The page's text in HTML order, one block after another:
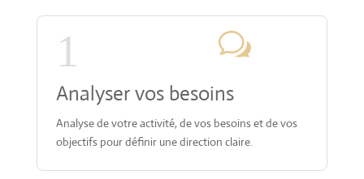
w
1
Analyser vos besoins
Analyse de votre activité, de vos besoins et de vos
objectifs pour définir une direction claire.